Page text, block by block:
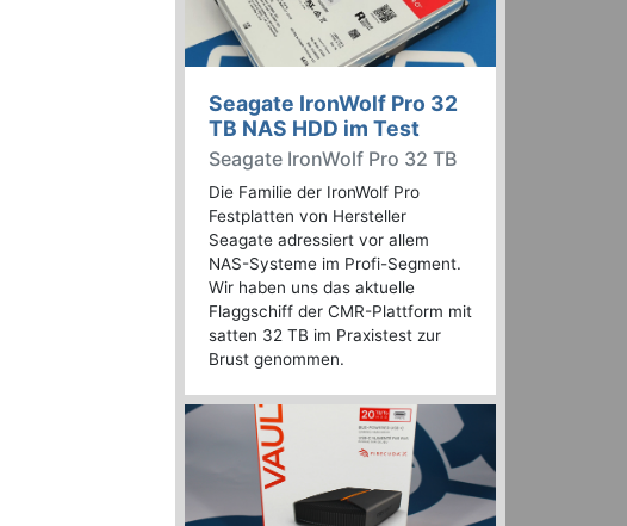
Seagate IronWolf Pro 32
TB NAS HDD im Test
Seagate IronWolf Pro 32 TB
Die Familie der IronWolf Pro
Festplatten von Hersteller
Seagate adressiert vor allem
NAS-Systeme im Profi-Segment.
Wir haben uns das aktuelle
Flaggschiff der CMR-Plattform mit
satten 32 TB im Praxistest zur
Brust genommen.